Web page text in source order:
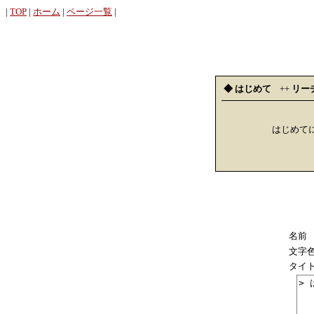
| TOP | ホーム | ページ一覧 |
◆ はじめて ++ リー
はじめて
名前
文字
タイ